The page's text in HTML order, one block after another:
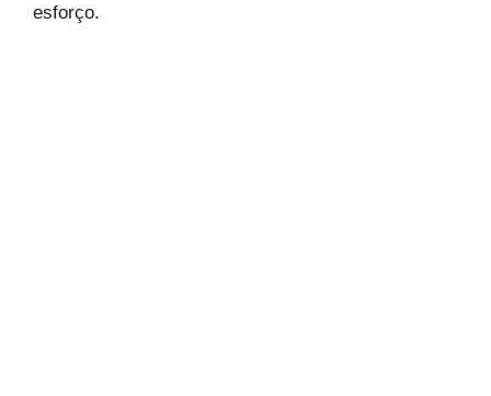
esforço.